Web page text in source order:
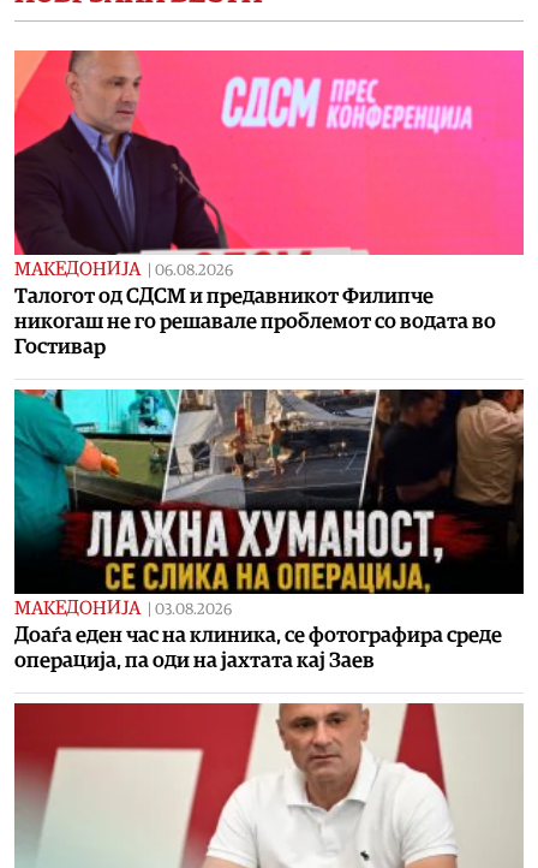
МАКЕДОНИЈА 06.08.2026
Талогот од СДСМ и предавникот Филипче
никогаш не го решавале проблемот со водата во
Гостивар
МАКЕДОНИЈА 03.08.2026
Доаѓа еден час на клиника, се фотографира среде
операција, па оди на јахтата кај Заев